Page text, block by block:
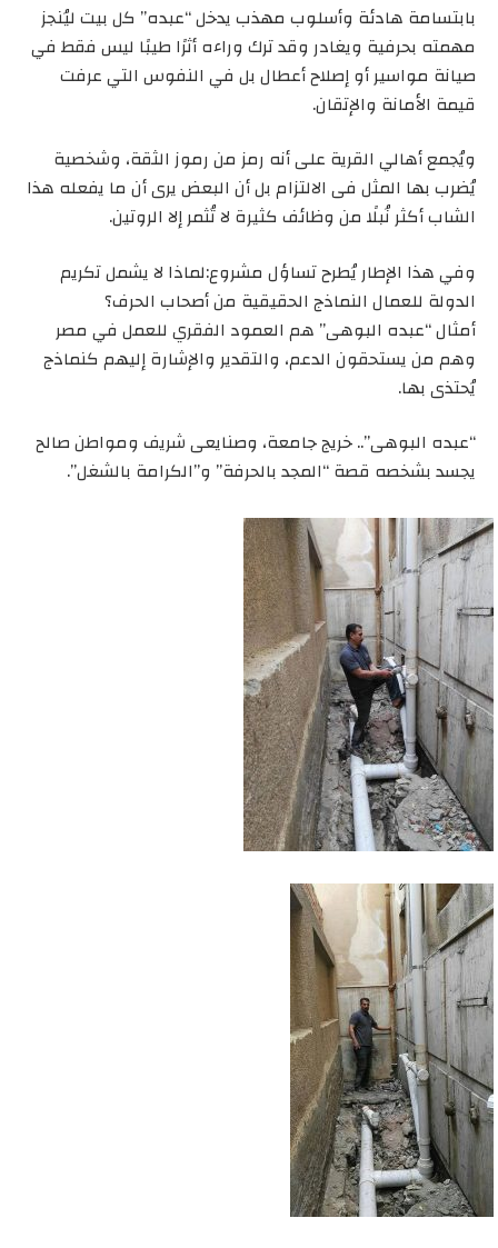
بابتسامة هادئة وأسلوب مهذب يدخل “عبده” كل بيت ليُنجز
مهمته بحرفية ويغادر وقد ترك وراءه أثرًا طيبًا ليس فقط في
صيانة مواسير أو إصلاح أعطال بل في النفوس التي عرفت
قيمة الأمانة والإتقان.
ويُجمع أهالي القرية على أنه رمز من رموز الثقة، وشخصية
يُضرب بها المثل فى الالتزام بل أن البعض يرى أن ما يفعله هذا
الشاب أكثر نُبلًا من وظائف كثيرة لا تُثمر إلا الروتين.
وفي هذا الإطار يُطرح تساؤل مشروع:لماذا لا يشمل تكريم
الدولة للعمال النماذج الحقيقية من أصحاب الحرف؟
أمثال “عبده البوهى” هم العمود الفقري للعمل في مصر
وهم من يستحقون الدعم، والتقدير والإشارة إليهم كنماذج
يُحتذى بها.
“عبده البوهى”.. خريج جامعة، وصنايعى شريف ومواطن صالح
يجسد بشخصه قصة “المجد بالحرفة” و”الكرامة بالشغل”.